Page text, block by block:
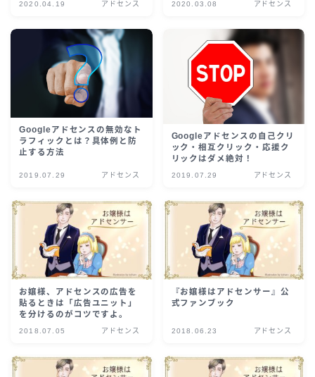
2020.04.19 アドセンス 2020.03.08 アドセンス
Googleアドセンスの無効なト
ラフィックとは？具体例と防
止する方法
2019.07.29 アドセンス
Googleアドセンスの自己クリ
ック・相互クリック・応援ク
リックはダメ絶対！
2019.07.29 アドセンス
お嬢様、アドセンスの広告を
貼るときは「広告ユニット」
を分けるのがコツですよ。
2018.07.05 アドセンス
『お嬢様はアドセンサー』公
式ファンブック
2018.06.23 アドセンス